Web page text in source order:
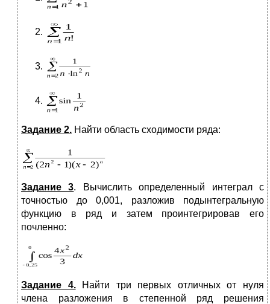
Задание 2. Найти область сходимости ряда:
Задание 3. Вычислить определенный интеграл с
точностью до 0,001, разложив подынтегральную
функцию в ряд и затем проинтегрировав его
почленно:
Задание 4.Найти три первых отличных от нуля
члена разложения в степенной ряд решения